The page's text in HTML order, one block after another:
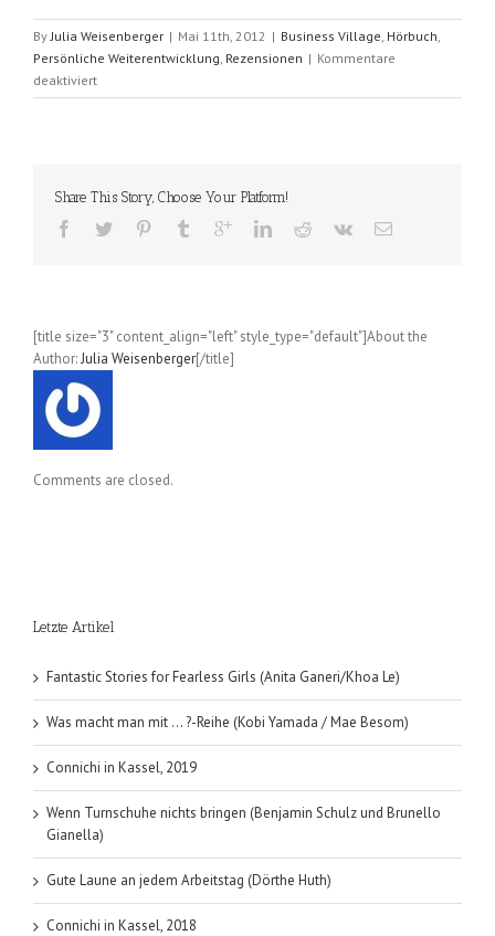
By Julia Weisenberger | Mai 11th, 2012 | Business Village Hörbuch
Persönliche Weiterentwicklung Rezensionen | Kommentare
deaktiviertfür
…
Sie?
Bartnitzki)
Share This Story, Choose Your Platform!
[title size="3" content_align="left" style_type="default"]About the
Author:Julia Weisenberger[/title]
Comments are closed.
Letzte Artikel
Fantastic Stories for Fearless Girls (Anita Ganeri/Khoa Le)
Was macht man mit … ?-Reihe (Kobi Yamada / Mae Besom)
Connichi in Kassel, 2019
Wenn Turnschuhe nichts bringen (Benjamin Schulz und Brunello
Gianella)
Gute Laune an jedem Arbeitstag (Dörthe Huth)
Connichi in Kassel, 2018